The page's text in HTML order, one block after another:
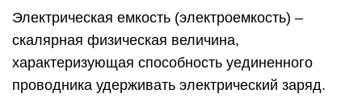
Электрическая емкость (электроемкость) –
скалярная физическая величина,
характеризующая способность уединенного
проводника удерживать электрический заряд.